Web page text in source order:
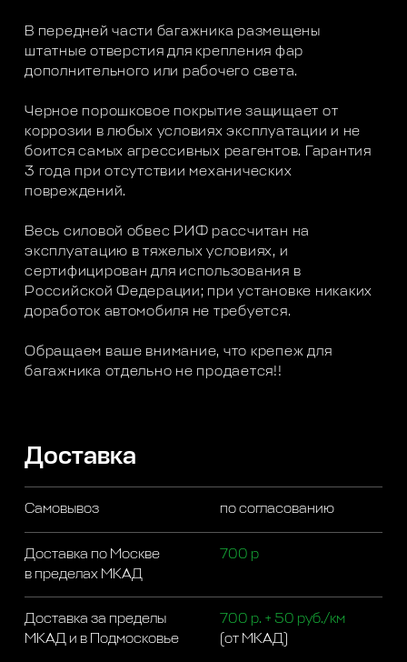
В передней части багажника размещены
штатные отверстия для крепления фар
дополнительного или рабочего света.
Черное порошковое покрытие защищает от
коррозии в любых условиях эксплуатации и не
боится самых агрессивных реагентов. Гарантия
3 года при отсутствии механических
повреждений.
Весь силовой обвес РИФ рассчитан на
эксплуатацию в тяжелых условиях, и
сертифицирован для использования в
Российской Федерации; при установке никаких
доработок автомобиля не требуется.
Обращаем ваше внимание, что крепеж для
багажника отдельно не продается!!
Доставка
Самовывоз по согласованию
Доставка по Москве
в пределах МКАД
700 р
Доставка за пределы
МКАД и в Подмосковье
700 р. + 50 руб./км
(от МКАД)